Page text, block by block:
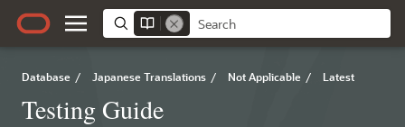
Database / Japanese Translations / Not Applicable / Latest
Testing Guide